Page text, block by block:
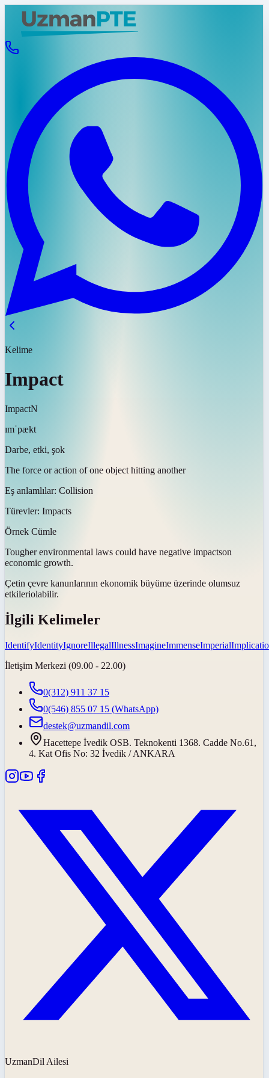
Kelime
Impact
ImpactN
ɪmˈpækt
Darbe, etki, şok
The force or action of one object hitting another
Eş anlamlılar: Collision
Türevler: Impacts
Örnek Cümle
Tougher environmental laws could have negative impactson
economic growth.
Çetin çevre kanunlarının ekonomik büyüme üzerinde olumsuz
etkileriolabilir.
İlgili Kelimeler
IdentifyIdentityIgnoreIllegalIllnessImagineImmenseImperial
İletişim Merkezi (09.00 - 22.00)
0(312) 911 37 15
0(546) 855 07 15 (WhatsApp)
destek@uzmandil.com
Hacettepe İvedik OSB. Teknokenti 1368. Cadde No.61,
4. Kat Ofis No: 32 İvedik / ANKARA
UzmanDil Ailesi